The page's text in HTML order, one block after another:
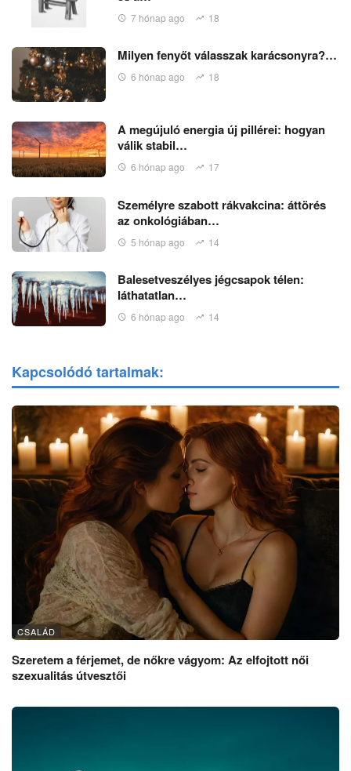
7 hónap ago 18
Milyen fenyőt válasszak karácsonyra?…
6 hónap ago 18
A megújuló energia új pillérei: hogyan
válik stabil…
6 hónap ago 17
Személyre szabott rákvakcina: áttörés
az onkológiában…
5 hónap ago 14
Balesetveszélyes jégcsapok télen:
láthatatlan…
6 hónap ago 14
Kapcsolódó tartalmak:
CSALÁD
Szeretem a férjemet, de nőkre vágyom: Az elfojtott női
szexualitás útvesztői